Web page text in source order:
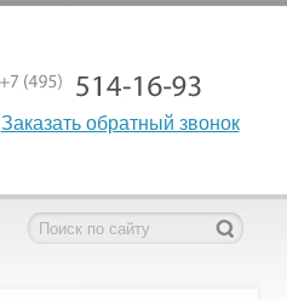
Заказать обратный звонок